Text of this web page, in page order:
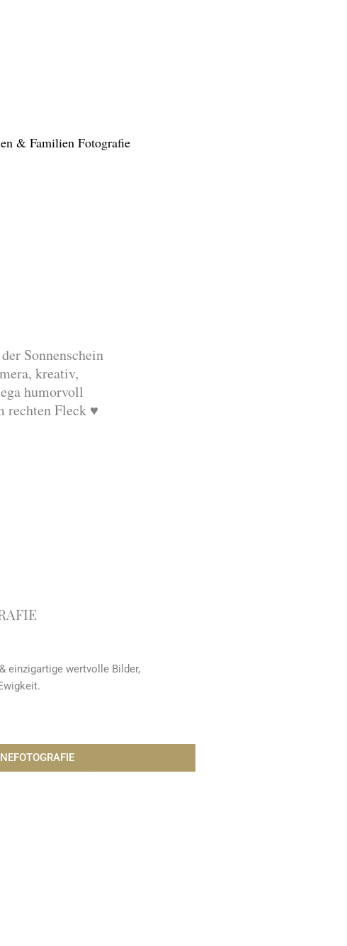
& Familien Fotografie
Sonnenschein
kreativ,
humorvoll
rechten Fleck ♥
einzigartige wertvolle Bilder,